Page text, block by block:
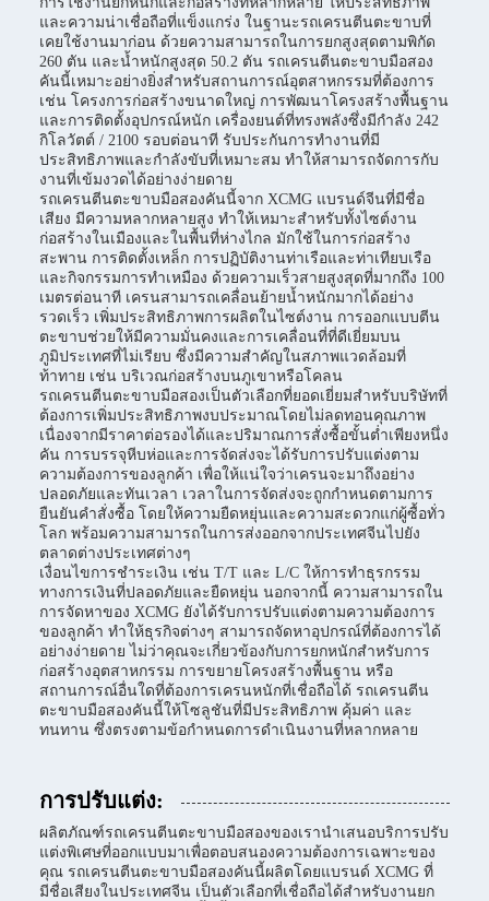
และความน่าเชื่อถือที่แข็งแกร่ง ในฐานะรถเครนตีนตะขาบที่
เคยใช้งานมาก่อน ด้วยความสามารถในการยกสูงสุดตามพิกัด
260 ตัน และน้ำหนักสูงสุด 50.2 ตัน รถเครนตีนตะขาบมือสอง
คันนี้เหมาะอย่างยิ่งสำหรับสถานการณ์อุตสาหกรรมที่ต้องการ
เช่น โครงการก่อสร้างขนาดใหญ่ การพัฒนาโครงสร้างพื้นฐาน
และการติดตั้งอุปกรณ์หนัก เครื่องยนต์ที่ทรงพลังซึ่งมีกำลัง 242
กิโลวัตต์ / 2100 รอบต่อนาที รับประกันการทำงานที่มี
ประสิทธิภาพและกำลังขับที่เหมาะสม ทำให้สามารถจัดการกับ
งานที่เข้มงวดได้อย่างง่ายดาย
รถเครนตีนตะขาบมือสองคันนี้จาก XCMG แบรนด์จีนที่มีชื่อ
เสียง มีความหลากหลายสูง ทำให้เหมาะสำหรับทั้งไซต์งาน
ก่อสร้างในเมืองและในพื้นที่ห่างไกล มักใช้ในการก่อสร้าง
สะพาน การติดตั้งเหล็ก การปฏิบัติงานท่าเรือและท่าเทียบเรือ
และกิจกรรมการทำเหมือง ด้วยความเร็วสายสูงสุดที่มากถึง 100
เมตรต่อนาที เครนสามารถเคลื่อนย้ายน้ำหนักมากได้อย่าง
รวดเร็ว เพิ่มประสิทธิภาพการผลิตในไซต์งาน การออกแบบตีน
ตะขาบช่วยให้มีความมั่นคงและการเคลื่อนที่ที่ดีเยี่ยมบน
ภูมิประเทศที่ไม่เรียบ ซึ่งมีความสำคัญในสภาพแวดล้อมที่
ท้าทาย เช่น บริเวณก่อสร้างบนภูเขาหรือโคลน
รถเครนตีนตะขาบมือสองเป็นตัวเลือกที่ยอดเยี่ยมสำหรับบริษัทที่
ต้องการเพิ่มประสิทธิภาพงบประมาณโดยไม่ลดทอนคุณภาพ
เนื่องจากมีราคาต่อรองได้และปริมาณการสั่งซื้อขั้นต่ำเพียงหนึ่ง
คัน การบรรจุหีบห่อและการจัดส่งจะได้รับการปรับแต่งตาม
ความต้องการของลูกค้า เพื่อให้แน่ใจว่าเครนจะมาถึงอย่าง
ปลอดภัยและทันเวลา เวลาในการจัดส่งจะถูกกำหนดตามการ
ยืนยันคำสั่งซื้อ โดยให้ความยืดหยุ่นและความสะดวกแก่ผู้ซื้อทั่ว
โลก พร้อมความสามารถในการส่งออกจากประเทศจีนไปยัง
ตลาดต่างประเทศต่างๆ
เงื่อนไขการชำระเงิน เช่น T/T และ L/C ให้การทำธุรกรรม
ทางการเงินที่ปลอดภัยและยืดหยุ่น นอกจากนี้ ความสามารถใน
การจัดหาของ XCMG ยังได้รับการปรับแต่งตามความต้องการ
ของลูกค้า ทำให้ธุรกิจต่างๆ สามารถจัดหาอุปกรณ์ที่ต้องการได้
อย่างง่ายดาย ไม่ว่าคุณจะเกี่ยวข้องกับการยกหนักสำหรับการ
ก่อสร้างอุตสาหกรรม การขยายโครงสร้างพื้นฐาน หรือ
สถานการณ์อื่นใดที่ต้องการเครนหนักที่เชื่อถือได้ รถเครนตีน
ตะขาบมือสองคันนี้ให้โซลูชันที่มีประสิทธิภาพ คุ้มค่า และ
ทนทาน ซึ่งตรงตามข้อกำหนดการดำเนินงานที่หลากหลาย
การปรับแต่ง:
ผลิตภัณฑ์รถเครนตีนตะขาบมือสองของเรานำเสนอบริการปรับ
แต่งพิเศษที่ออกแบบมาเพื่อตอบสนองความต้องการเฉพาะของ
คุณ รถเครนตีนตะขาบมือสองคันนี้ผลิตโดยแบรนด์ XCMG ที่
มีชื่อเสียงในประเทศจีน เป็นตัวเลือกที่เชื่อถือได้สำหรับงานยก